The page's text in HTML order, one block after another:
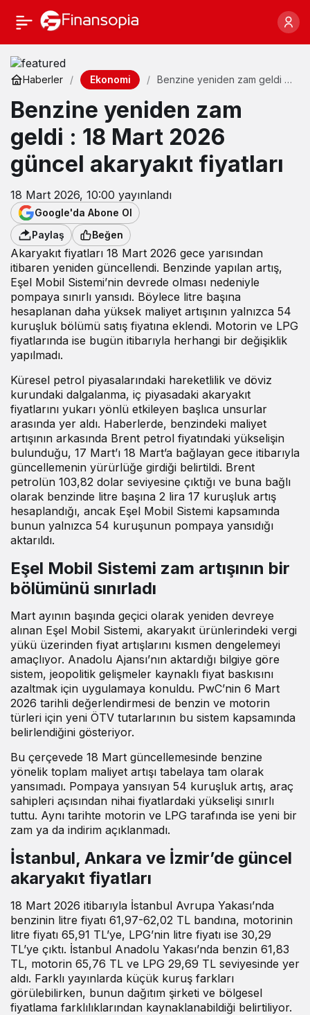
Haberler Ekonomi
Benzine yeniden zam geldi :
akaryakıt fiyatları
Benzine yeniden zam
geldi : 18 Mart 2026
güncel akaryakıt fiyatları
18 Mart 2026, 10:00 yayınlandı
Google'da Abone Ol
Paylaş
Beğen
Akaryakıt fiyatları 18 Mart 2026 gece yarısından
itibaren yeniden güncellendi. Benzinde yapılan artış,
Eşel Mobil Sistemi’nin devrede olması nedeniyle
pompaya sınırlı yansıdı. Böylece litre başına
hesaplanan daha yüksek maliyet artışının yalnızca 54
kuruşluk bölümü satış fiyatına eklendi. Motorin ve LPG
fiyatlarında ise bugün itibarıyla herhangi bir değişiklik
yapılmadı.
Küresel petrol piyasalarındaki hareketlilik ve döviz
kurundaki dalgalanma, iç piyasadaki akaryakıt
fiyatlarını yukarı yönlü etkileyen başlıca unsurlar
arasında yer aldı. Haberlerde, benzindeki maliyet
artışının arkasında Brent petrol fiyatındaki yükselişin
bulunduğu, 17 Mart’ı 18 Mart’a bağlayan gece itibarıyla
güncellemenin yürürlüğe girdiği belirtildi. Brent
petrolün 103,82 dolar seviyesine çıktığı ve buna bağlı
olarak benzinde litre başına 2 lira 17 kuruşluk artış
hesaplandığı, ancak Eşel Mobil Sistemi kapsamında
bunun yalnızca 54 kuruşunun pompaya yansıdığı
aktarıldı.
Eşel Mobil Sistemi zam artışının bir
bölümünü sınırladı
Mart ayının başında geçici olarak yeniden devreye
alınan Eşel Mobil Sistemi, akaryakıt ürünlerindeki vergi
yükü üzerinden fiyat artışlarını kısmen dengelemeyi
amaçlıyor. Anadolu Ajansı’nın aktardığı bilgiye göre
sistem, jeopolitik gelişmeler kaynaklı fiyat baskısını
azaltmak için uygulamaya konuldu. PwC’nin 6 Mart
2026 tarihli değerlendirmesi de benzin ve motorin
türleri için yeni ÖTV tutarlarının bu sistem kapsamında
belirlendiğini gösteriyor.
Bu çerçevede 18 Mart güncellemesinde benzine
yönelik toplam maliyet artışı tabelaya tam olarak
yansımadı. Pompaya yansıyan 54 kuruşluk artış, araç
sahipleri açısından nihai fiyatlardaki yükselişi sınırlı
tuttu. Aynı tarihte motorin ve LPG tarafında ise yeni bir
zam ya da indirim açıklanmadı.
İstanbul, Ankara ve İzmir’de güncel
akaryakıt fiyatları
18 Mart 2026 itibarıyla İstanbul Avrupa Yakası’nda
benzinin litre fiyatı 61,97-62,02 TL bandına, motorinin
litre fiyatı 65,91 TL’ye, LPG’nin litre fiyatı ise 30,29
TL’ye çıktı. İstanbul Anadolu Yakası’nda benzin 61,83
TL, motorin 65,76 TL ve LPG 29,69 TL seviyesinde yer
aldı. Farklı yayınlarda küçük kuruş farkları
görülebilirken, bunun dağıtım şirketi ve bölgesel
fiyatlama farklılıklarından kaynaklanabildiği belirtiliyor.